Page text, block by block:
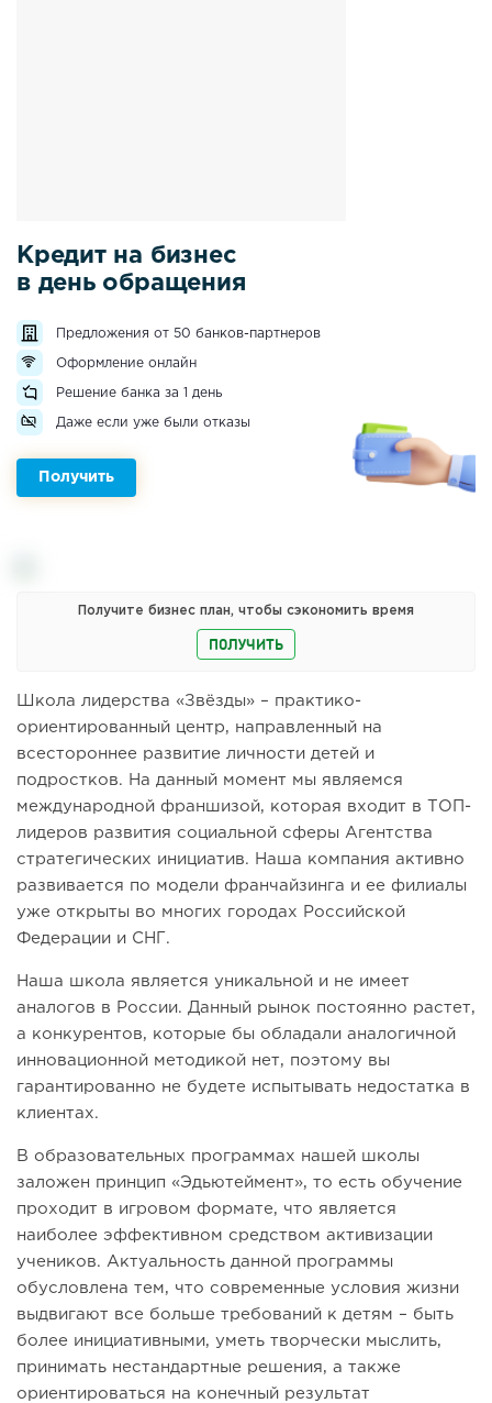
Кредит на бизнес
в день обращения
Предложения от 50 банков-партнеров
Оформление онлайн
Решение банка за 1 день
Даже если уже были отказы
Получить
Получите бизнес план, чтобы сэкономить время
ПОЛУЧИТЬ
Школа лидерства «Звёзды» – практико-
ориентированный центр, направленный на
всестороннее развитие личности детей и
подростков. На данный момент мы являемся
международной франшизой, которая входит в ТОП-
лидеров развития социальной сферы Агентства
стратегических инициатив. Наша компания активно
развивается по модели франчайзинга и ее филиалы
уже открыты во многих городах Российской
Федерации и СНГ.
Наша школа является уникальной и не имеет
аналогов в России. Данный рынок постоянно растет,
а конкурентов, которые бы обладали аналогичной
инновационной методикой нет, поэтому вы
гарантированно не будете испытывать недостатка в
клиентах.
В образовательных программах нашей школы
заложен принцип «Эдьютеймент», то есть обучение
проходит в игровом формате, что является
наиболее эффективном средством активизации
учеников. Актуальность данной программы
обусловлена тем, что современные условия жизни
выдвигают все больше требований к детям – быть
более инициативными, уметь творчески мыслить,
принимать нестандартные решения, а также
ориентироваться на конечный результат